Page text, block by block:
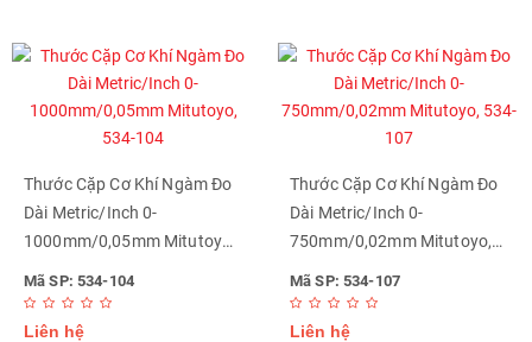
Thước Cặp Cơ Khí Ngàm Đo
Dài Metric/Inch 0-
1000mm/0,05mm Mitutoyo,
534-104
Mã SP: 534-104
Liên hệ
Thước Cặp Cơ Khí Ngàm Đo
Dài Metric/Inch 0-
750mm/0,02mm Mitutoyo,
534-107
Mã SP: 534-107
Liên hệ